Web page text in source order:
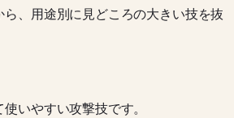
、用途別に見どころの大きい技を抜
いやすい攻撃技です。